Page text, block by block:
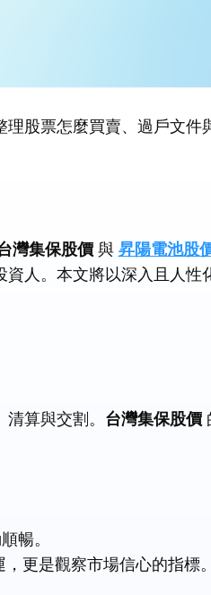
股票怎麼買賣、過戶文件
灣集保股價與 昇陽電池股
人。本文將以深入且人性
算與交割。 台灣集保股價
暢。
更是觀察市場信心的指標。